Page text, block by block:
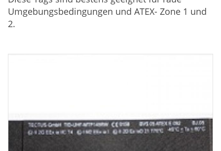
Umgebungsbedingungen und ATEX- Zone 1 und
2.